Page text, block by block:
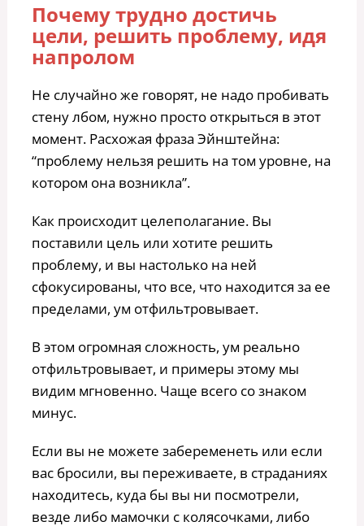
Почему трудно достичь
цели, решить проблему, идя
напролом
Не случайно же говорят, не надо пробивать
стену лбом, нужно просто открыться в этот
момент. Расхожая фраза Эйнштейна:
“проблему нельзя решить на том уровне, на
котором она возникла”.
Как происходит целеполагание. Вы
поставили цель или хотите решить
проблему, и вы настолько на ней
сфокусированы, что все, что находится за ее
пределами, ум отфильтровывает.
В этом огромная сложность, ум реально
отфильтровывает, и примеры этому мы
видим мгновенно. Чаще всего со знаком
минус.
Если вы не можете забеременеть или если
вас бросили, вы переживаете, в страданиях
находитесь, куда бы вы ни посмотрели,
везде либо мамочки с колясочками, либо